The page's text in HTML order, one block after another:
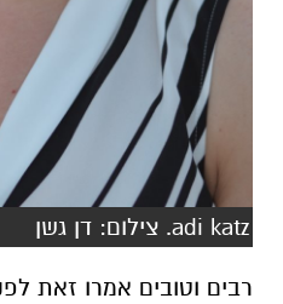
adi katz. צילום: דן גשן
רבים וטובים אמרו זאת